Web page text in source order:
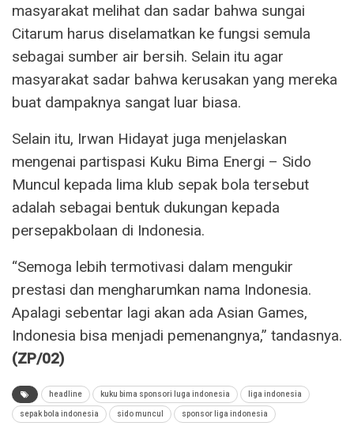
masyarakat melihat dan sadar bahwa sungai
Citarum harus diselamatkan ke fungsi semula
sebagai sumber air bersih. Selain itu agar
masyarakat sadar bahwa kerusakan yang mereka
buat dampaknya sangat luar biasa.
Selain itu, Irwan Hidayat juga menjelaskan
mengenai partispasi Kuku Bima Energi – Sido
Muncul kepada lima klub sepak bola tersebut
adalah sebagai bentuk dukungan kepada
persepakbolaan di Indonesia.
“Semoga lebih termotivasi dalam mengukir
prestasi dan mengharumkan nama Indonesia.
Apalagi sebentar lagi akan ada Asian Games,
Indonesia bisa menjadi pemenangnya,” tandasnya.
(ZP/02)
headline kuku bima sponsori luga indonesia liga indonesia
sepak bola indonesia sido muncul sponsor liga indonesia